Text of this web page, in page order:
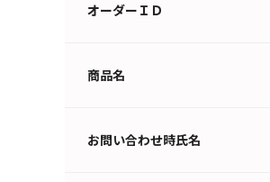
オーダーＩＤ
商品名
お問い合わせ時氏名